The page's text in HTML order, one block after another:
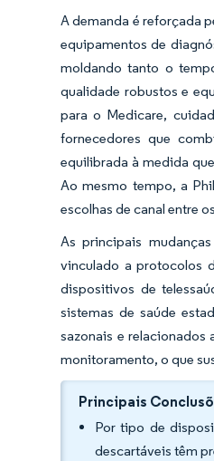
A demanda é reforçada
equipamentos de
moldando tanto o
qualidade robustos e
para o Medicare,
fornecedores que
equilibrada à medida
Ao mesmo tempo, a
escolhas de canal entre
As principais
vinculado a protocolos
dispositivos de
sistemas de saúde
sazonais e
monitoramento, o que
Principais
Por tipo de
descartáveis têm